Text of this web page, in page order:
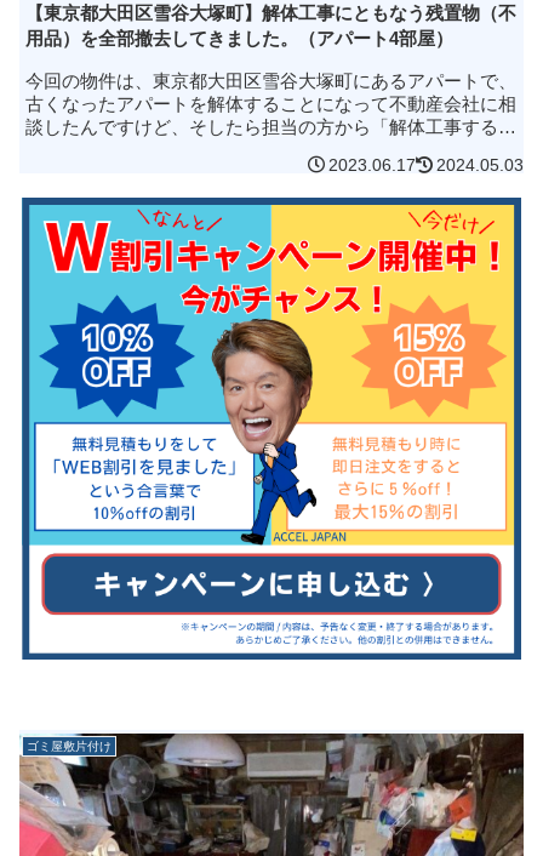
【東京都大田区雪谷大塚町】解体工事にともなう残置物（不
用品）を全部撤去してきました。（アパート4部屋）
今回の物件は、東京都大田区雪谷大塚町にあるアパートで、
古くなったアパートを解体することになって不動産会社に相
談したんですけど、そしたら担当の方から「解体工事する前
2023.06.17 2024.05.03
ゴミ屋敷片付け